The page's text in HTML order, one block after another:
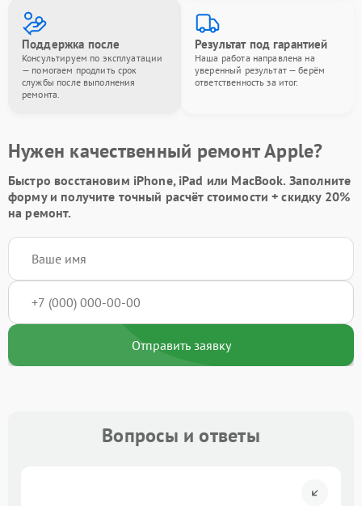
Поддержка после
Консультируем по эксплуатации
— помогаем продлить срок
службы после выполнения
ремонта.
Результат под гарантией
Наша работа направлена на
уверенный результат — берём
ответственность за итог.
Нужен качественный ремонт Apple?
Быстро восстановим iPhone, iPad или MacBook. Заполните
формуи получите точный расчёт стоимости +скидку 20%
на ремонт.
Отправить заявку
Вопросы и ответы